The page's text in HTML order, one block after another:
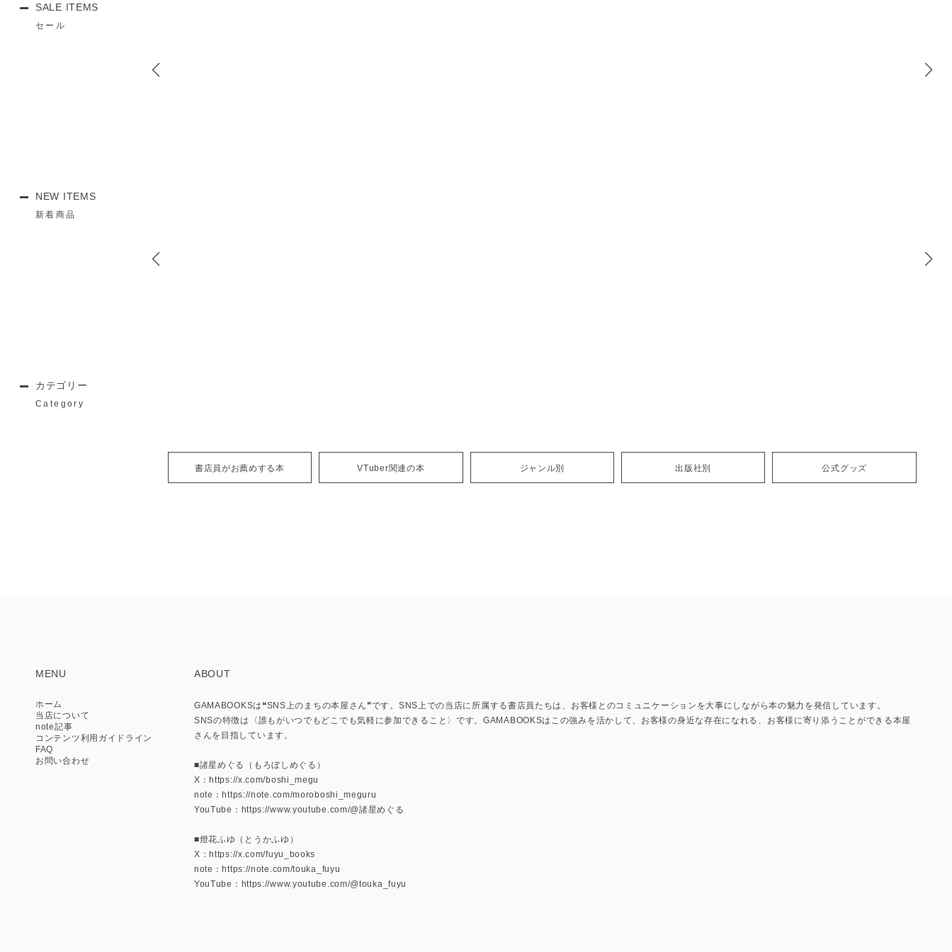
SALE ITEMS
セール
NEW ITEMS
新着商品
カテゴリー
Category
書店員がお薦めする本 VTuber関連の本 ジャンル別 出版社別 公式グッズ
ABOUT
GAMABOOKSは❝SNS上のまちの本屋さん❞です。SNS上での当店に所属する書店員たちは、お客様とのコミュニケーションを大事にしながら本の魅力を発信しています。
SNSの特徴は〈誰もがいつでもどこでも気軽に参加できること〉です。GAMABOOKSはこの強みを活かして、お客様の身近な存在になれる、お客様に寄り添うことができる本屋
さんを目指しています。
■諸星めぐる（もろぼしめぐる）
X：https://x.com/boshi_megu
note：https://note.com/moroboshi_meguru
YouTube：https://www.youtube.com/@諸星めぐる
■燈花ふゆ（とうかふゆ）
X：https://x.com/fuyu_books
note：https://note.com/touka_fuyu
YouTube：https://www.youtube.com/@touka_fuyu
MENU
ホーム
当店について
note記事
コンテンツ利用ガイドライン
FAQ
お問い合わせ